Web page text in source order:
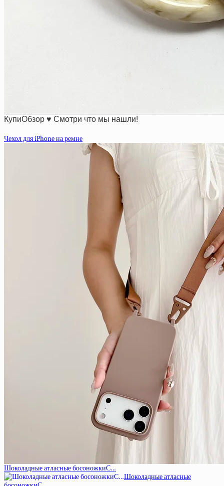
КупиОбзор ♥ Смотри что мы нашли!
Чехол для iPhone на ремне
Шоколадные атласные босоножкиС…
Шоколадные атласные